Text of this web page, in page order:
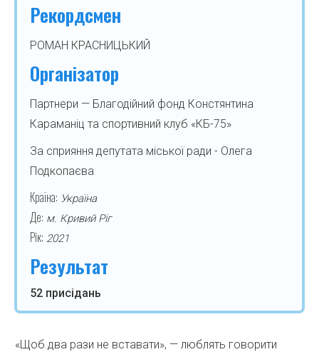
Рекордсмен
РОМАН КРАСНИЦЬКИЙ
Організатор
Партнери — Благодійний фонд Констянтина
Караманіц та спортивний клуб «КБ-75»
За сприяння депутата міської ради - Олега
Подкопаєва
Країна: Україна
Де: м. Кривий Ріг
Рік: 2021
Результат
52 присідань
«Щоб два рази не вставати», — люблять говорити